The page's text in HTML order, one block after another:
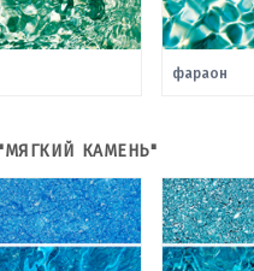
фараон
КАМЕНЬ"